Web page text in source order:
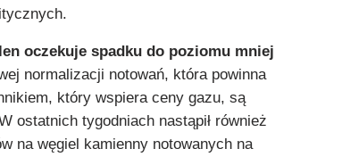
oczekuje spadku do poziomu mniej
normalizacji notowań, która powinna
który wspiera ceny gazu, są
ostatnich tygodniach nastąpił również
na węgiel kamienny notowanych na